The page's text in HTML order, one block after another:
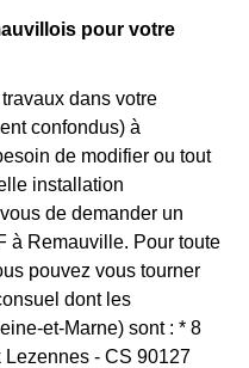
pour votre
dans votre
confondus) à
de modifier ou tout
installation
de demander un
à Remauville. Pour toute
pouvez vous tourner
dont les
et-Marne) sont : * 8
- CS 90127